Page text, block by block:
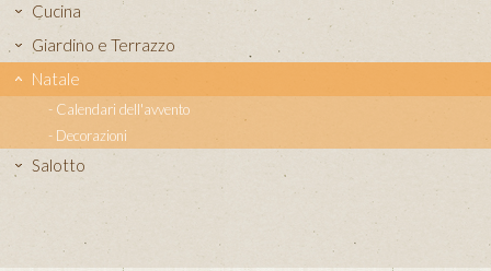
Cucina
Giardino e Terrazzo
Natale
Calendari dell'avvento
Decorazioni
Salotto